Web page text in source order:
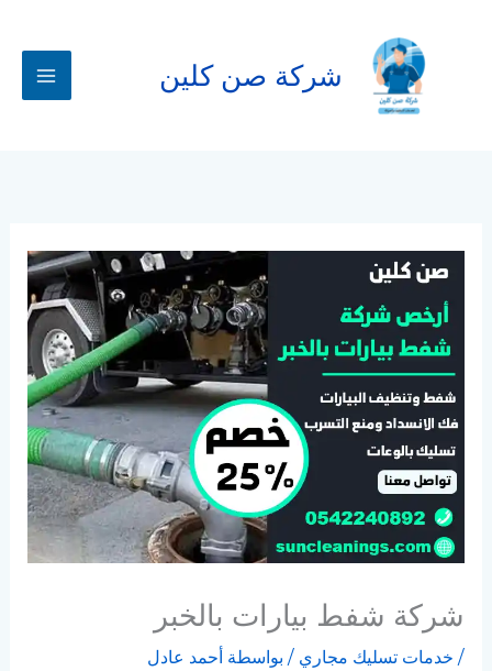
شركة صن كلين
شركة شفط بيارات بالخبر
/ خدمات تسليك مجاري / بواسطة أحمد عادل